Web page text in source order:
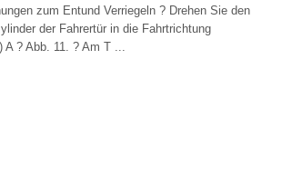
zum Entund Verriegeln ? Drehen Sie den
der Fahrertür in die Fahrtrichtung
A ? Abb. 11. ? Am T ...